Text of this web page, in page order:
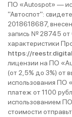
ПО «Autospot» —
"Автоспот":
2018618687,
запись № 28745 от
характеристики
https://
лицензии на ПО
(от 2,5% до 3%) от
использования ПО
платеж от 1100
использованием
стоимости